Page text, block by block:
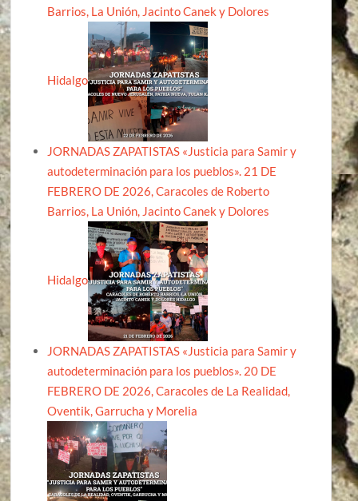
Barrios, La Unión, Jacinto Canek y Dolores
Hidalgo
JORNADAS ZAPATISTAS «Justicia para Samir y
autodeterminación para los pueblos». 21 DE
FEBRERO DE 2026, Caracoles de Roberto
Barrios, La Unión, Jacinto Canek y Dolores
Hidalgo
JORNADAS ZAPATISTAS «Justicia para Samir y
autodeterminación para los pueblos». 20 DE
FEBRERO DE 2026, Caracoles de La Realidad,
Oventik, Garrucha y Morelia